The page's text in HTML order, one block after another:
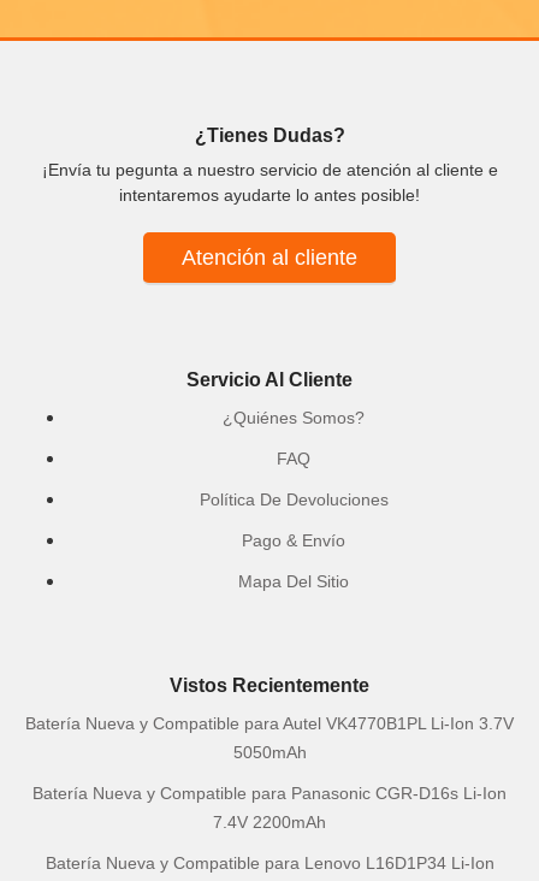
¿Tienes Dudas?
¡Envía tu pegunta a nuestro servicio de atención al cliente e
intentaremos ayudarte lo antes posible!
Atención al cliente
Servicio Al Cliente
¿Quiénes Somos?
FAQ
Política De Devoluciones
Pago & Envío
Mapa Del Sitio
Vistos Recientemente
Batería Nueva y Compatible para Autel VK4770B1PL Li-Ion 3.7V
5050mAh
Batería Nueva y Compatible para Panasonic CGR-D16s Li-Ion
7.4V 2200mAh
Batería Nueva y Compatible para Lenovo L16D1P34 Li-Ion